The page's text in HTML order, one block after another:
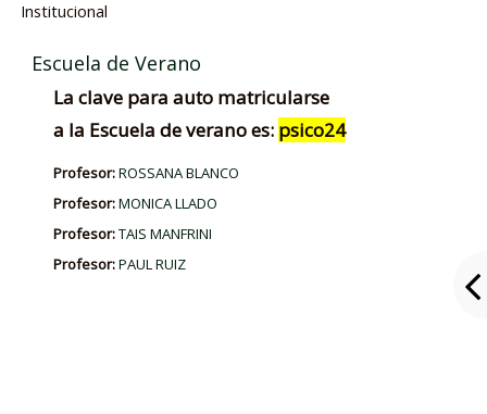
Institucional
Escuela de Verano
La clave para auto matricularse
a la Escuela de verano es: psico24
Profesor:ROSSANA BLANCO
Profesor:MONICA LLADO
Profesor:TAIS MANFRINI
Profesor:PAUL RUIZ